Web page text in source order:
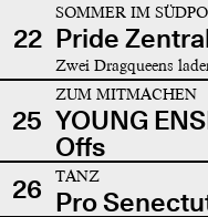
22
SOMMER IM
Pride
Zwei Dragqueens
25
ZUM MITMACHEN
YOUNG
Offs
26
TANZ
Pro